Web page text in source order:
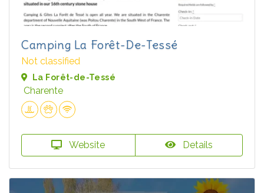
Camping La Forêt-De-Tessé
Not classified
La Forêt-de-Tessé
Charente
Website Details